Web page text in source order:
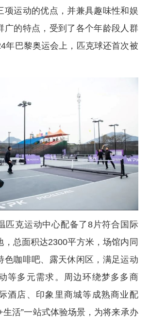
项运动的优点，并兼具趣味性和娱
广的特点，受到了各个年龄段人群
年巴黎奥运会上，匹克球还首次被
克运动中心配备了8片符合国际
，总面积达2300平方米，场馆内同
色咖啡吧、露天休闲区，满足运动
等多元需求。周边环绕梦多多商
酒店、印象里商城等成熟商业配
生活”一站式体验场景，为将来承办